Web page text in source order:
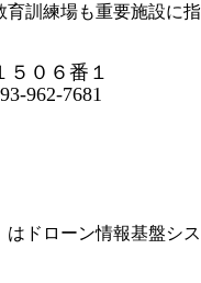
育訓練場も重要施設に指
５０６番１
962-7681
ドローン情報基盤シス